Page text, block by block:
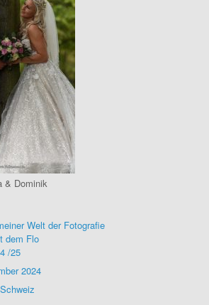
& Dominik
Welt der Fotografie
dem Flo
/25
2024